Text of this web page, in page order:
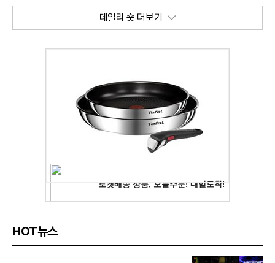
데일리 숏 더보기
HOT뉴스